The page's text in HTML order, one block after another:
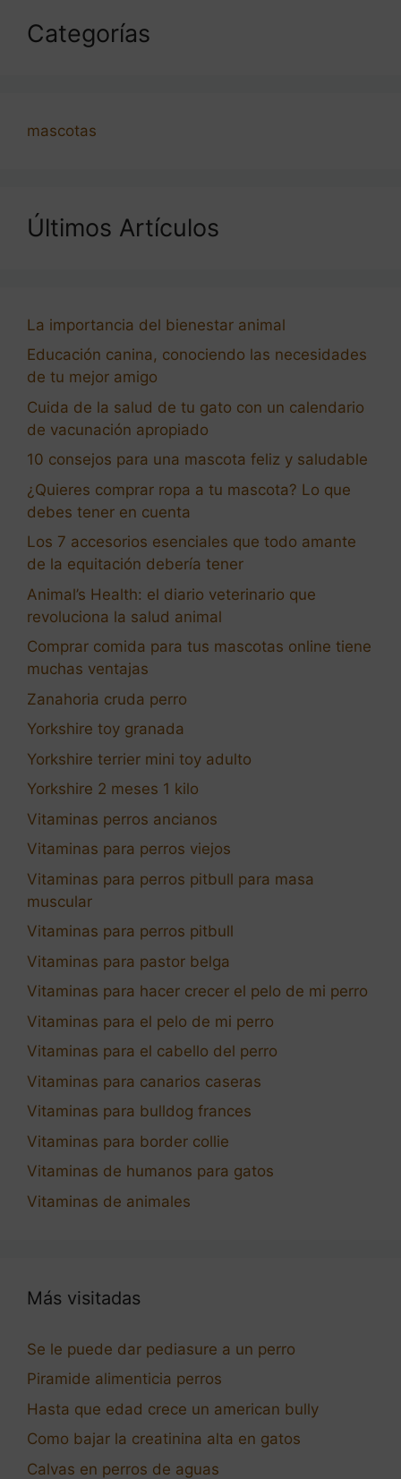
Categorías
mascotas
Últimos Artículos
La importancia del bienestar animal
Educación canina, conociendo las necesidades
de tu mejor amigo
Cuida de la salud de tu gato con un calendario
de vacunación apropiado
10 consejos para una mascota feliz y saludable
¿Quieres comprar ropa a tu mascota? Lo que
debes tener en cuenta
Los 7 accesorios esenciales que todo amante
de la equitación debería tener
Animal’s Health: el diario veterinario que
revoluciona la salud animal
Comprar comida para tus mascotas online tiene
muchas ventajas
Zanahoria cruda perro
Yorkshire toy granada
Yorkshire terrier mini toy adulto
Yorkshire 2 meses 1 kilo
Vitaminas perros ancianos
Vitaminas para perros viejos
Vitaminas para perros pitbull para masa
muscular
Vitaminas para perros pitbull
Vitaminas para pastor belga
Vitaminas para hacer crecer el pelo de mi perro
Vitaminas para el pelo de mi perro
Vitaminas para el cabello del perro
Vitaminas para canarios caseras
Vitaminas para bulldog frances
Vitaminas para border collie
Vitaminas de humanos para gatos
Vitaminas de animales
Más visitadas
Se le puede dar pediasure a un perro
Piramide alimenticia perros
Hasta que edad crece un american bully
Como bajar la creatinina alta en gatos
Calvas en perros de aguas